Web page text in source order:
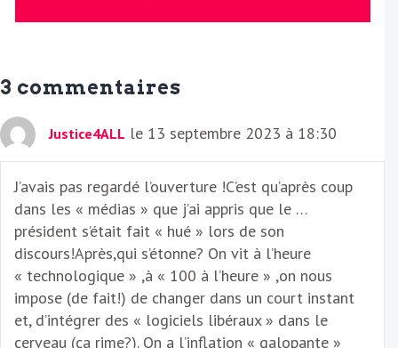
E
l
3 commentaires
Justice4ALL le 13 septembre 2023 à 18:30
J’avais pas regardé l’ouverture !C’est qu’après coup
dans les « médias » que j’ai appris que le …
président s’était fait « hué » lors de son
discours!Après,qui s’étonne? On vit à l’heure
« technologique » ,à « 100 à l’heure » ,on nous
impose (de fait!) de changer dans un court instant
et, d’intégrer des « logiciels libéraux » dans le
cerveau (ça rime?). On a l’inflation « galopante »